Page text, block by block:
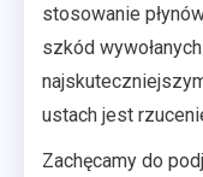
stosowanie
szkód
ustach jest
Zachęcamy do